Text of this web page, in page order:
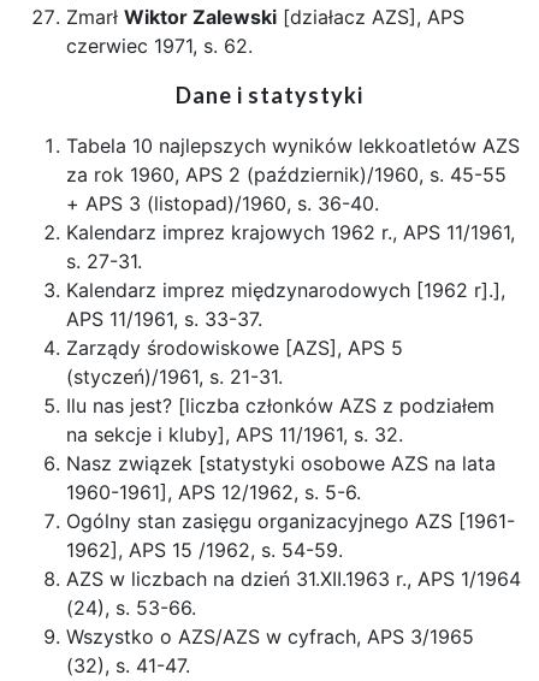
Zmarł Wiktor Zalewski [działacz AZS], APS
czerwiec 1971, s. 62.
Dane i statystyki
Tabela 10 najlepszych wyników lekkoatletów AZS
za rok 1960, APS 2 (październik)/1960, s. 45-55
+ APS 3 (listopad)/1960, s. 36-40.
Kalendarz imprez krajowych 1962 r., APS 11/1961,
s. 27-31.
Kalendarz imprez międzynarodowych [1962 r].],
APS 11/1961, s. 33-37.
Zarządy środowiskowe [AZS], APS 5
(styczeń)/1961, s. 21-31.
Ilu nas jest? [liczba członków AZS z podziałem
na sekcje i kluby], APS 11/1961, s. 32.
Nasz związek [statystyki osobowe AZS na lata
1960-1961], APS 12/1962, s. 5-6.
Ogólny stan zasięgu organizacyjnego AZS [1961-
1962], APS 15 /1962, s. 54-59.
AZS w liczbach na dzień 31.XII.1963 r., APS 1/1964
(24), s. 53-66.
Wszystko o AZS/AZS w cyfrach, APS 3/1965
(32), s. 41-47.